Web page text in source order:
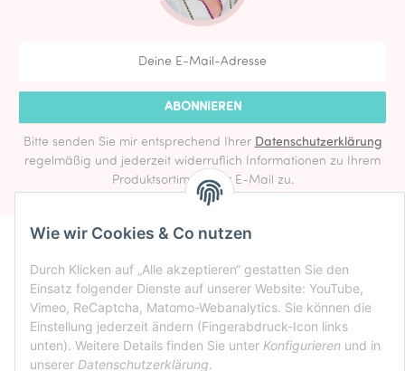
Wie wir Cookies & Co nutzen
Durch Klicken auf „Alle akzeptieren“ gestatten Sie den
Einsatz folgender Dienste auf unserer Website: YouTube,
Vimeo, ReCaptcha, Matomo-Webanalytics. Sie können die
Einstellung jederzeit ändern (Fingerabdruck-Icon links
unten). Weitere Details finden Sie unter Konfigurieren und in
unserer Datenschutzerklärung.
ABONNIEREN
Bitte senden Sie mir entsprechend Ihrer Datenschutzerklärung
regelmäßig und jederzeit widerruflich Informationen zu Ihrem
Produktsortiment per E-Mail zu.
Rechtlich
Zahlung & Versand